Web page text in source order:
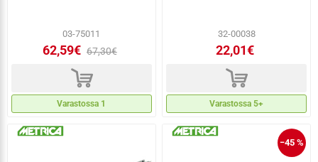
03-75011
62,59€ 67,30€
d
Varastossa 1
32-00038
22,01€
d
Varastossa 5+
−45 %